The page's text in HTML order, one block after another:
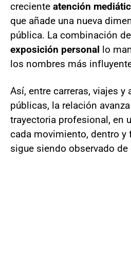
creciente atención
que añade una nueva
pública. La combinación de
exposición personal lo
los nombres más
Así, entre carreras, viajes y
públicas, la relación
trayectoria profesional, en
cada movimiento, dentro y
sigue siendo observado de